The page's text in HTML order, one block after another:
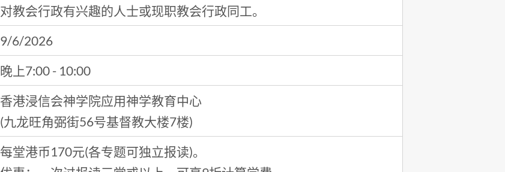
对教会行政有兴趣的人士或现职教会行政同工。
9/6/2026
晚上7:00 - 10:00
香港浸信会神学院应用神学教育中心
(九龙旺角弼街56号基督教大楼7楼)
每堂港币170元(各专题可独立报读)。